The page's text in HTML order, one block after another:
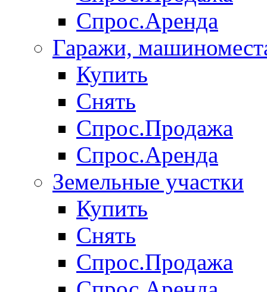
Спрос.Аренда
Гаражи,
Купить
Снять
Спрос.Продажа
Спрос.Аренда
Земельные участки
Купить
Снять
Спрос.Продажа